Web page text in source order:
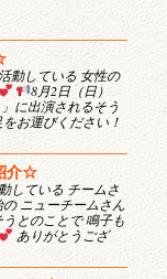
動している 女性の
8月2日（日）
に出演されるそう
お運びください！
介☆
している チームさ
の ニューチームさん
とのことで 鳴子も
ありがとうござ